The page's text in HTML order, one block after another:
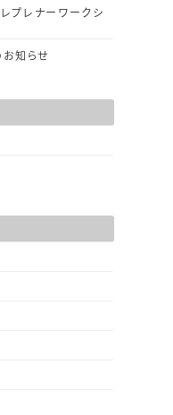
レプレナーワークシ
知らせ